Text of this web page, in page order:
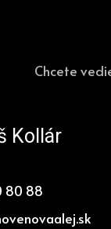
Chcete
Kollár
80 88